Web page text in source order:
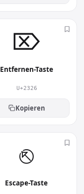
⌦︎
Entfernen-Taste
U+2326
Kopieren
⎋︎
Escape-Taste